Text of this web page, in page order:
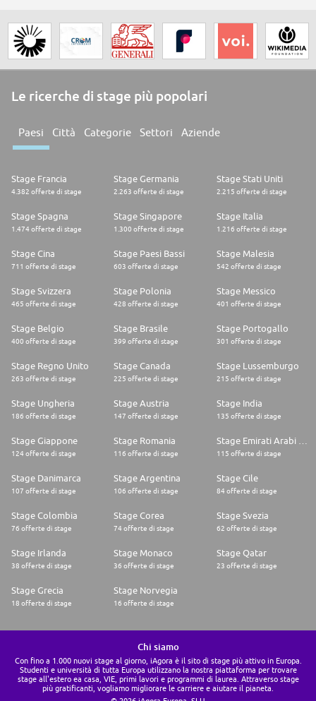
Le ricerche di stage più popolari
Paesi Città Categorie Settori Aziende
Stage Francia
4.382 offerte di stage
Stage Germania
2.263 offerte di stage
Stage Stati Uniti
2.215 offerte di stage
Stage Spagna
1.474 offerte di stage
Stage Singapore
1.300 offerte di stage
Stage Italia
1.216 offerte di stage
Stage Cina
711 offerte di stage
Stage Paesi Bassi
603 offerte di stage
Stage Malesia
542 offerte di stage
Stage Svizzera
465 offerte di stage
Stage Polonia
428 offerte di stage
Stage Messico
401 offerte di stage
Stage Belgio
400 offerte di stage
Stage Brasile
399 offerte di stage
Stage Portogallo
301 offerte di stage
Stage Regno Unito
263 offerte di stage
Stage Canada
225 offerte di stage
Stage Lussemburgo
215 offerte di stage
Stage Ungheria
186 offerte di stage
Stage Austria
147 offerte di stage
Stage India
135 offerte di stage
Stage Giappone
124 offerte di stage
Stage Romania
116 offerte di stage 115 offerte di stage
Stage Danimarca
107 offerte di stage
Stage Argentina
106 offerte di stage
Stage Cile
84 offerte di stage
Stage Colombia
76 offerte di stage
Stage Corea
74 offerte di stage
Stage Svezia
62 offerte di stage
Stage Irlanda
38 offerte di stage
Stage Monaco
36 offerte di stage
Stage Qatar
23 offerte di stage
Stage Grecia
18 offerte di stage
Stage Norvegia
16 offerte di stage
Chi siamo
Con fino a 1.000 nuovi stage al giorno, iAgora è il sito di stage più attivo in Europa.
Studenti e università di tutta Europa utilizzano la nostra piattaforma per trovare
stage all'estero ea casa, VIE, primi lavori e programmi di laurea. Attraverso stage
più gratificanti, vogliamo migliorare le carriere e aiutare il pianeta.